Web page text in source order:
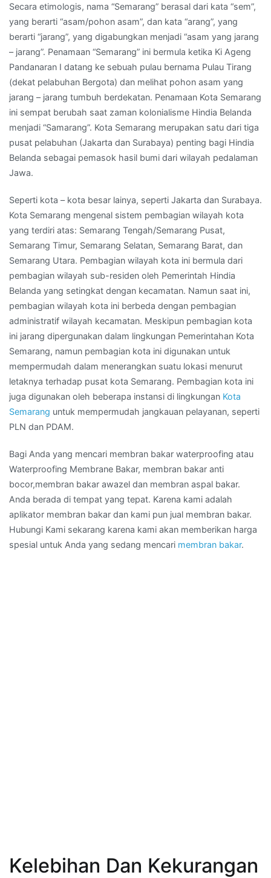
Secara etimologis, nama “Semarang” berasal dari kata “sem”,
yang berarti “asam/pohon asam”, dan kata “arang”, yang
berarti “jarang”, yang digabungkan menjadi “asam yang jarang
– jarang”. Penamaan “Semarang” ini bermula ketika Ki Ageng
Pandanaran I datang ke sebuah pulau bernama Pulau Tirang
(dekat pelabuhan Bergota) dan melihat pohon asam yang
jarang – jarang tumbuh berdekatan. Penamaan Kota Semarang
ini sempat berubah saat zaman kolonialisme Hindia Belanda
menjadi “Samarang”. Kota Semarang merupakan satu dari tiga
pusat pelabuhan (Jakarta dan Surabaya) penting bagi Hindia
Belanda sebagai pemasok hasil bumi dari wilayah pedalaman
Jawa.
Seperti kota – kota besar lainya, seperti Jakarta dan Surabaya.
Kota Semarang mengenal sistem pembagian wilayah kota
yang terdiri atas: Semarang Tengah/Semarang Pusat,
Semarang Timur, Semarang Selatan, Semarang Barat, dan
Semarang Utara. Pembagian wilayah kota ini bermula dari
pembagian wilayah sub-residen oleh Pemerintah Hindia
Belanda yang setingkat dengan kecamatan. Namun saat ini,
pembagian wilayah kota ini berbeda dengan pembagian
administratif wilayah kecamatan. Meskipun pembagian kota
ini jarang dipergunakan dalam lingkungan Pemerintahan Kota
Semarang, namun pembagian kota ini digunakan untuk
mempermudah dalam menerangkan suatu lokasi menurut
letaknya terhadap pusat kota Semarang. Pembagian kota ini
juga digunakan oleh beberapa instansi di lingkungan Kota
Semarang untuk mempermudah jangkauan pelayanan, seperti
PLN dan PDAM.
Bagi Anda yang mencari membran bakar waterproofing atau
Waterproofing Membrane Bakar, membran bakar anti
bocor,membran bakar awazel dan membran aspal bakar.
Anda berada di tempat yang tepat. Karena kami adalah
aplikator membran bakar dan kami pun jual membran bakar.
Hubungi Kami sekarang karena kami akan memberikan harga
spesial untuk Anda yang sedang mencari membran bakar.
Kelebihan Dan Kekurangan